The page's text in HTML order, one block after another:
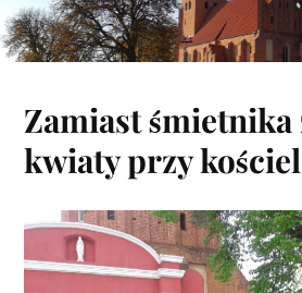
Zamiast śmietnika
kwiaty przy